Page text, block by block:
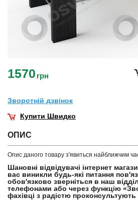
1570 грн
Зворотнiй дзвiнок
Купити Швидко
ОПИС
Опис даного товару з'явиться найближчим
Шановні відвідувачі інтернет
вас виникли будь-які питання
обов'язково зверніться в наш
телефонами або через функцію
фахівці з радістю проконсультують